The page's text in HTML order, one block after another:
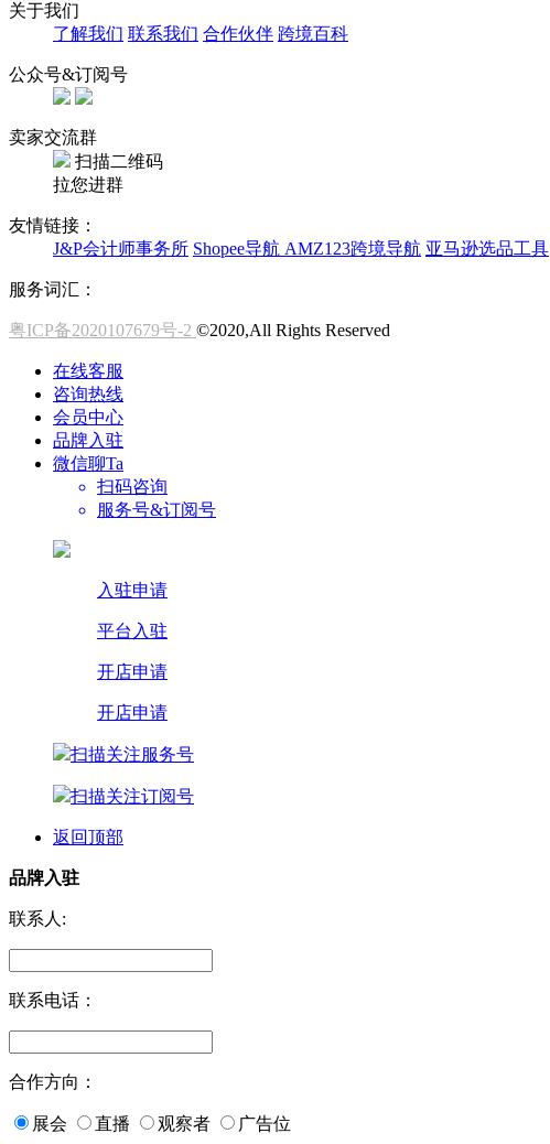
关于我们
了解我们 联系我们 合作伙伴 跨境百科
公众号&订阅号
卖家交流群
扫描二维码
拉您进群
友情链接：
J&P会计师事务所 Shopee导航 AMZ123跨境导航 亚马逊选品工具
服务词汇：
粤ICP备2020107679号-2 ©2020,All Rights Reserved
在线客服
咨询热线
会员中心
品牌入驻
微信聊Ta
扫码咨询
服务号&订阅号
入驻申请
平台入驻
开店申请
开店申请
扫描关注服务号
扫描关注订阅号
返回顶部
品牌入驻
联系人:
联系电话：
合作方向：
展会 直播 观察者 广告位